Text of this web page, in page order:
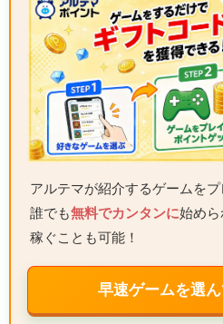
アルテマが紹介するゲームを
誰でも無料でカンタンに始め
稼ぐことも可能！
早速ゲームを選